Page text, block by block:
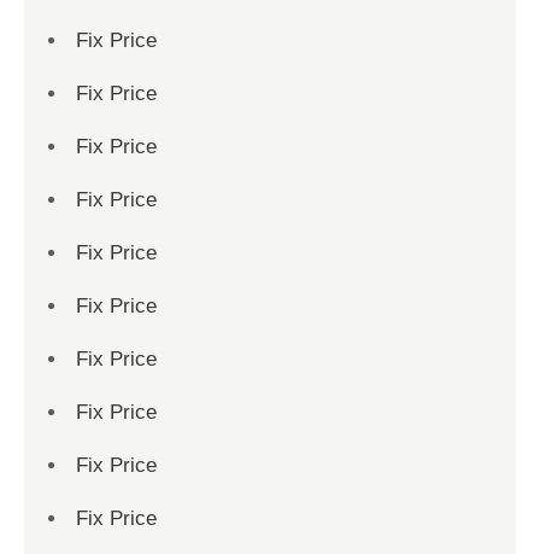
Fix Price
Fix Price
Fix Price
Fix Price
Fix Price
Fix Price
Fix Price
Fix Price
Fix Price
Fix Price